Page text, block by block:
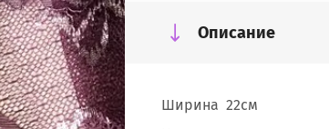
Описание
Ширина 22см